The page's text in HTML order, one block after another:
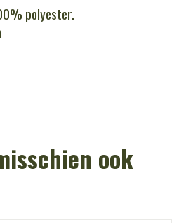
polyester.
ook